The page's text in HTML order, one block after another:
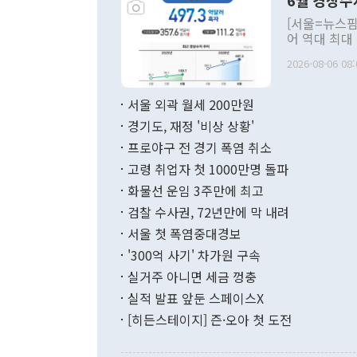
관의 대북
관 부처 장
관의 무리한
다. [정동영 통일부 장관이 지난달 23일 오후 서울 종로구 정부서울청사에
무너졌다고
함께 4자 대
"우리의 선
관은 업무
[서울=뉴스
어 역대 최
료=한국은행] 한국은행이 6일 발표한 '2026년 6월 국제수지(잠정)'
며 월간 기
196.9% 급
수출은
기록했지만
로 전환됐다.
2026-08-06
서울 외곽 월세 200만원
경기도, 재정 '비상 상황'
프로야구 전 경기 폭염 취소
고령 취업자 첫 1000만명 돌파
화물선 운임 3주만에 최고
검찰 수사권, 72년만에 막 내려
서울 첫 폭염중대경보
'300억 사기' 차가원 구속
실거주 아니면 세금 껑충
실적 발표 앞둔 스페이스X
[히든스테이지] 즌·오아 첫 도전